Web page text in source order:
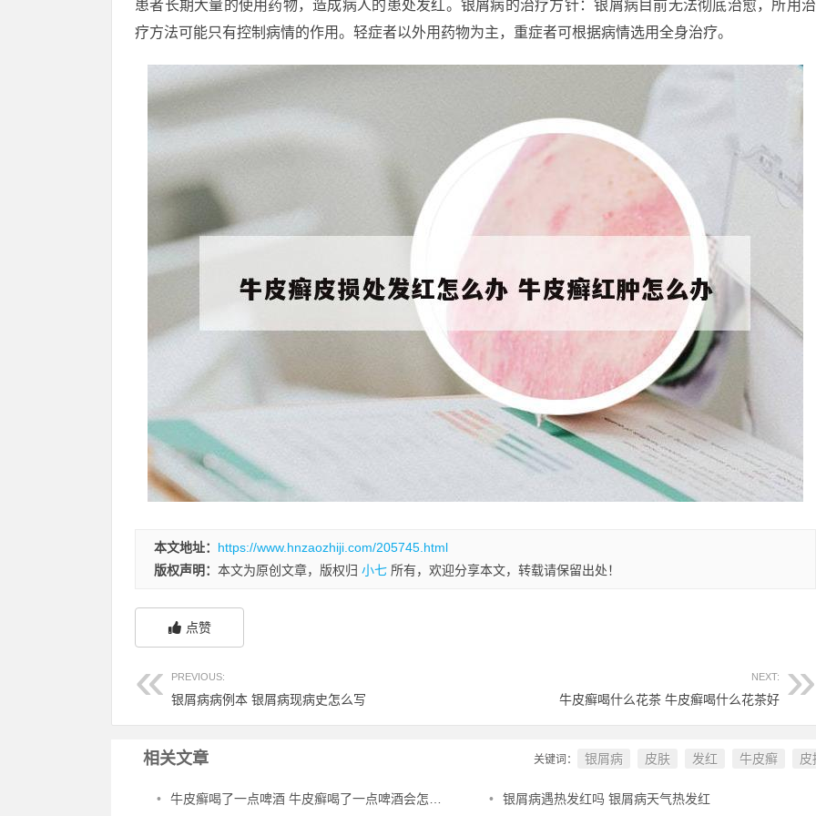
患者长期大量的使用药物，造成病人的患处发红。银屑病的治疗方针：银屑病目前无法彻底治愈，所用治
疗方法可能只有控制病情的作用。轻症者以外用药物为主，重症者可根据病情选用全身治疗。
本文地址： https://www.hnzaozhiji.com/205745.html
版权声明： 本文为原创文章，版权归 小七 所有，欢迎分享本文，转载请保留出处！
点赞
PREVIOUS:
银屑病病例本 银屑病现病史怎么写
NEXT:
牛皮癣喝什么花茶 牛皮癣喝什么花茶好
相关文章 关键词： 银屑病 皮肤 发红 牛皮癣 皮
• 牛皮癣喝了一点啤酒 牛皮癣喝了一点啤酒会怎么样 • 银屑病遇热发红吗 银屑病天气热发红